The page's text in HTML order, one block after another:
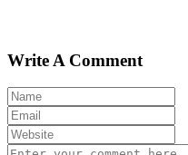
Write A Comment